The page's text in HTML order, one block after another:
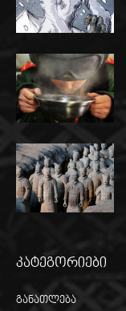
კატეგორიები
განათლება